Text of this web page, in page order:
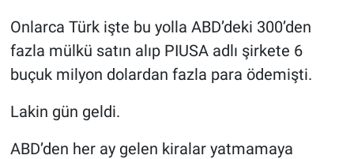
Onlarca Türk işte bu yolla ABD’deki 300’den
fazla mülkü satın alıp PIUSA adlı şirkete 6
buçuk milyon dolardan fazla para ödemişti.
Lakin gün geldi.
ABD’den her ay gelen kiralar yatmamaya